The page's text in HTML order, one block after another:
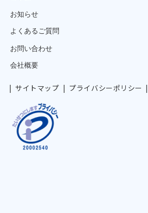
お知らせ
よくあるご質問
お問い合わせ
会社概要
サイトマップ プライバシーポリシー